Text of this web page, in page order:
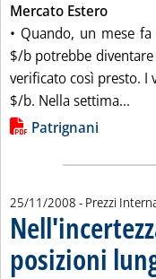
Mercato Estero
• Quando, un mese
$/b potrebbe
verificato così presto. I
$/b. Nella settima...
Lista allegati
Patrignani
25/11/2008 - Prezzi
posizioni